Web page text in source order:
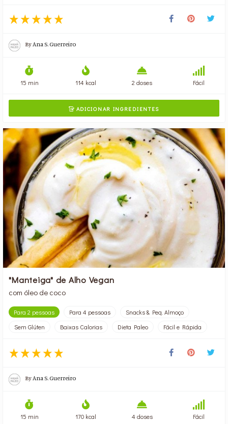
By Ana S. Guerreiro
15 min 114 kcal 2 doses Fácil
ADICIONAR INGREDIENTES
"Manteiga" de Alho Vegan
com óleo de coco
Para 2 pessoas Para 4 pessoas
Snacks & Peq. Almoço
Sem Glúten
Baixas Calorias Dieta Paleo Fácil e Rápida
By Ana S. Guerreiro
15 min 170 kcal 4 doses Fácil